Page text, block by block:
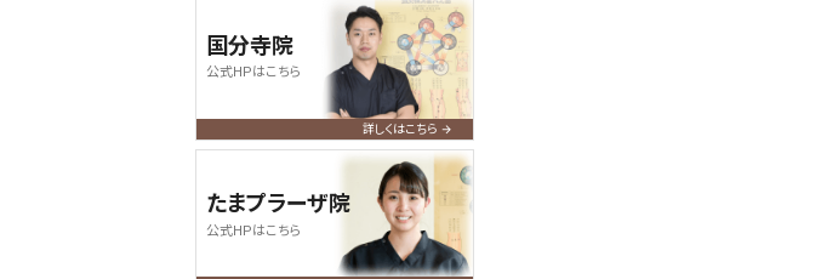
【お盆期間の営業について】
令和6年度のお盆期間も休みなく、
通常通り営業いたします。皆さまの
ご来店、心よりお待ちしております。
国分寺院
公式HPはこちら
詳しくはこちら
たまプラーザ院
公式HPはこちら